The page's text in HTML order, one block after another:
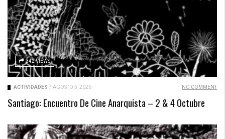
342 VIEWS
ACTIVIDADES / AGOSTO 5, 2026 NO COMMENT
Santiago: Encuentro De Cine Anarquista – 2 & 4 Octubre